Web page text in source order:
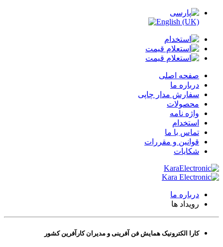
صفحه اصلی
درباره ما
سفارش مدار چاپی
محصولات
واژه نامه
استخدام
تماس با ما
قوانین و مقررات
شکایات
درباره ما
رویداد ها
کارا الکترونیک همایش فن آفرینی و مدیران کارآفرین کشور